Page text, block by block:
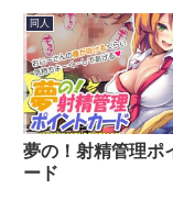
同人
夢の！射精管理ポ
ード